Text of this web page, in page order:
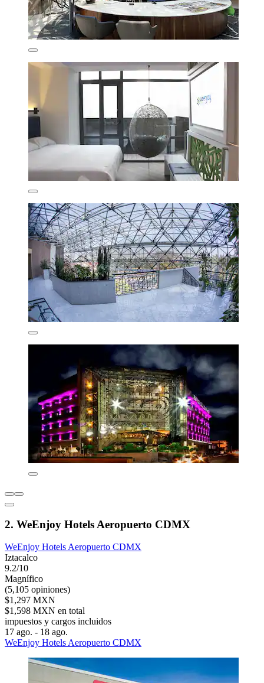
2. WeEnjoy Hotels Aeropuerto CDMX
WeEnjoy Hotels Aeropuerto CDMX
Iztacalco
9.2/10
Magnífico
(5,105 opiniones)
$1,297 MXN
$1,598 MXN en total
impuestos y cargos incluidos
17 ago. - 18 ago.
WeEnjoy Hotels Aeropuerto CDMX